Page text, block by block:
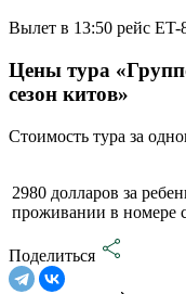
Вылет в 13:50 рейс ET-
Цены тура
сезон китов»
Стоимость тура за
2980 долларов за
проживании в номере
Поделиться